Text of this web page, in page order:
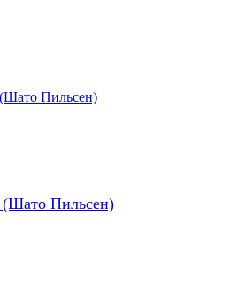
(Шато Пильсен)